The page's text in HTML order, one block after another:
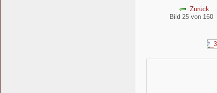
Zurück
Bild 25 von 160